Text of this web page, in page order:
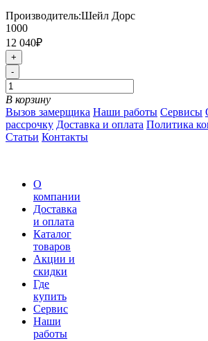
Производитель:Шейл Дорс
1000
12 040₽
+
-
В корзину
Вызов замерщика Наши работы Сервисы
рассрочку Доставка и оплата Политика
Статьи Контакты
О
компании
Доставка
и оплата
Каталог
товаров
Акции и
скидки
Где
купить
Сервис
Наши
работы